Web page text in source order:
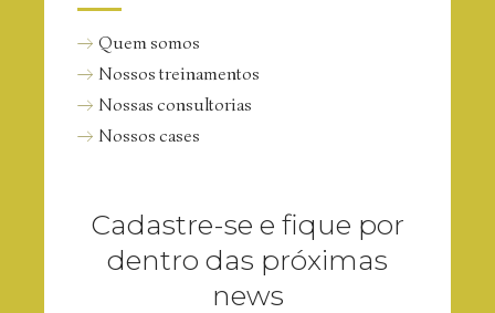
Quem somos
Nossos treinamentos
Nossas consultorias
Nossos cases
Cadastre-se e fique por
dentro das próximas
news